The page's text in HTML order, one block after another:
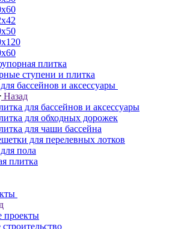
плитка
ступени и плитка
бассейнов и аксессуары
Назад
для бассейнов и аксессуары
для обходных дорожек
для чаши бассейна
для перелевных лотков
пола
плитка
проекты